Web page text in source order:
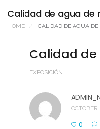
Calidad de agua de
HOME CALIDAD DE AGUA DE
Calidad
EXPOSICIÓN
0